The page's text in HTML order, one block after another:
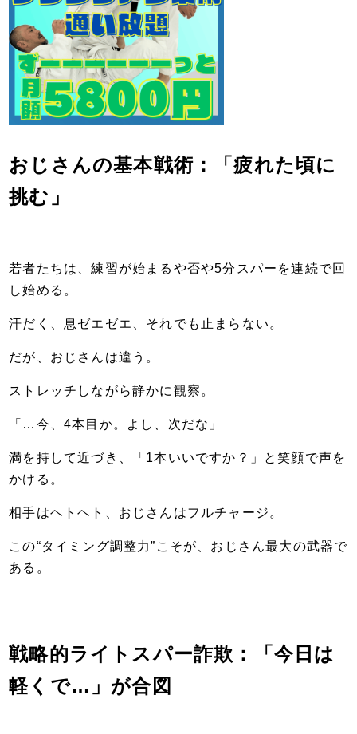
おじさんの基本戦術：「疲れた頃に
挑む」
若者たちは、練習が始まるや否や5分スパーを連続で回
し始める。
汗だく、息ゼエゼエ、それでも止まらない。
だが、おじさんは違う。
ストレッチしながら静かに観察。
「…今、4本目か。よし、次だな」
満を持して近づき、「1本いいですか？」と笑顔で声を
かける。
相手はヘトヘト、おじさんはフルチャージ。
この“タイミング調整力”こそが、おじさん最大の武器で
ある。
戦略的ライトスパー詐欺：「今日は
軽くで…」が合図